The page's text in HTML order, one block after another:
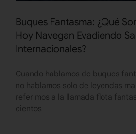
Buques Fantasma: ¿Qué
Hoy Navegan Evadiendo
Internacionales?
Cuando hablamos de buques
no hablamos solo de leyendas
referimos a la llamada flota
cientos